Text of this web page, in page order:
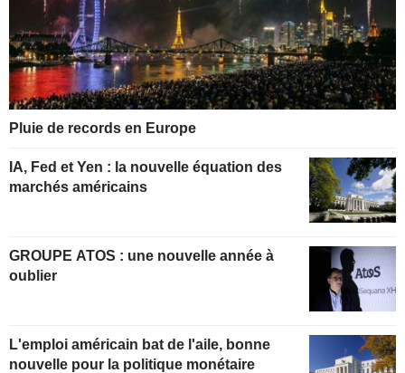
Pluie de records en Europe
IA, Fed et Yen : la nouvelle équation des
marchés américains
GROUPE ATOS : une nouvelle année à
oublier
L'emploi américain bat de l'aile, bonne
nouvelle pour la politique monétaire